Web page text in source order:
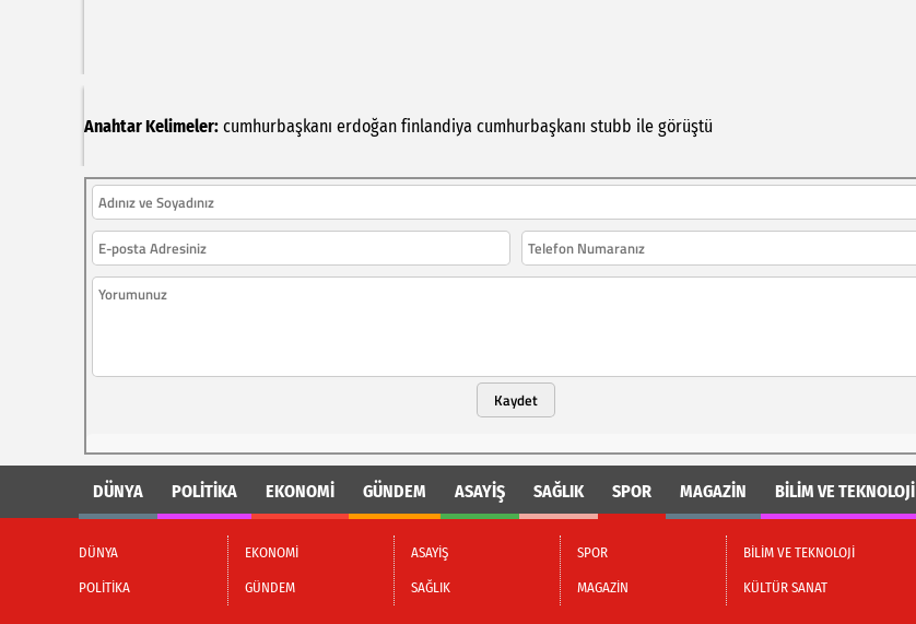
Anahtar Kelimeler: cumhurbaşkanı erdoğan finlandiya cumhurbaşkanı stubb ile görüştü
Kaydet
DÜNYA POLİTİKA EKONOMİ GÜNDEM ASAYİŞ SAĞLIK SPOR MAGAZİN BİLİM VE TEKNOLOJİ
DÜNYA
POLİTİKA
EKONOMİ
GÜNDEM
ASAYİŞ
SAĞLIK
SPOR
MAGAZİN
BİLİM VE TEKNOLOJİ
KÜLTÜR SANAT